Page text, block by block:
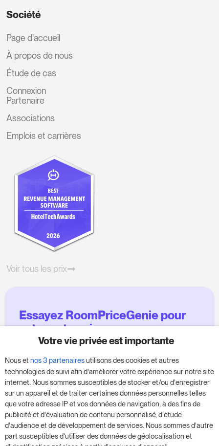
Société
Page d'accueil
À propos de nous
Étude de cas
Connexion
Partenaire
Associations
Emplois et carrières
Voir tous les prix
Essayez RoomPriceGenie pour
votre entreprise
donnez un coup de fouet à votre entreprise,
sans aucune obligation.
Réservez une réunion pour commencer votre
essai gratuit de 14 jours.
Votre vie privée est importante
Nous et nos 3 partenairesutilisons des cookies et autres
technologies de suivi afin d'améliorer votre expérience sur notre site
internet. Nous sommes susceptibles de stocker et/ou d'enregistrer
sur un appareil et de traiter certaines données personnelles telles
que votre adresse IP et vos données de navigation, à des fins de
publicité et d'évaluation de contenu personnalisé, d'étude
d'audience et de développement de services. Nous sommes d'autre
part susceptibles d'utiliser des données de géolocalisation et